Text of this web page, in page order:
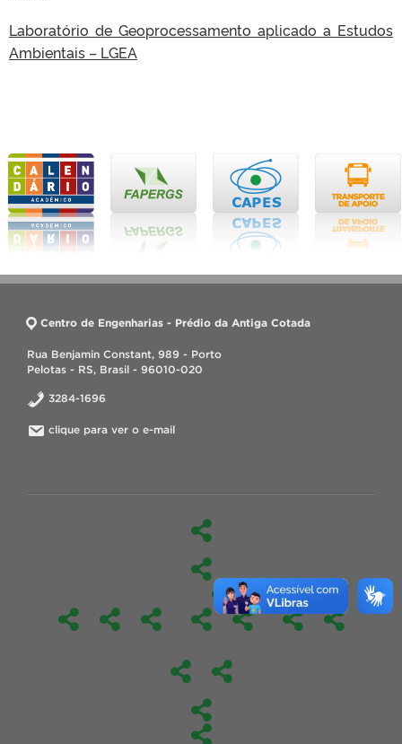
Laboratório de Geoprocessamento aplicado a Estudos
Ambientais – LGEA
Centro de Engenharias - Prédio da Antiga Cotada
Rua Benjamin Constant, 989 - Porto
Pelotas - RS, Brasil - 96010-020
3284-1696
clique para ver o e-mail